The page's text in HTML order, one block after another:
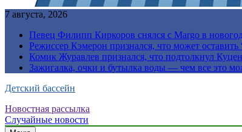
7 августа, 2026
Певец Филипп Киркоров снялся с Margo в
Режиссер Кэмерон признался, что может
Комик Журавлев признался, что подтолкнул
Зажигалка, очки и бутылка воды — чем все это
Детский бассейн
Новостная рассылка
Случайные новости